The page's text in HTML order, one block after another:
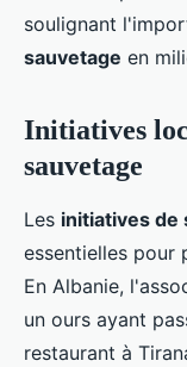
soulignant
sauvetage en
Initiatives
sauvetage
Les initiatives de
essentielles pour
En Albanie,
un ours ayant
restaurant à